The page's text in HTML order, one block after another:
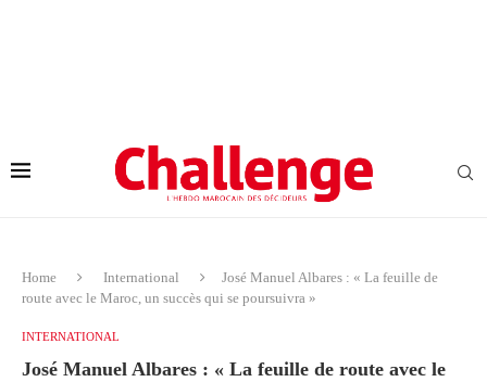
Home International
José Manuel Albares : « La feuille de
route avec le Maroc, un succès qui se poursuivra »
INTERNATIONAL
José Manuel Albares : « La feuille de route avec le